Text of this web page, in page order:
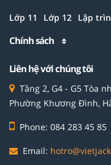
Lớp 11 Lớp 12 Lập
Chính sách
Liên hệ với chúng tôi
Tầng 2, G4 - G5 Tòa
Phường Khương Đình,
Phone: 084 283 45 85
Email: